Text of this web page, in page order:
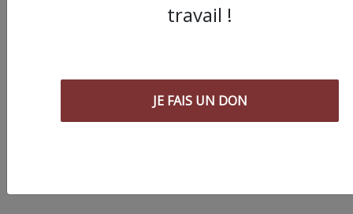
contre sommet
Afrique
travail !
JE FAIS UN DON